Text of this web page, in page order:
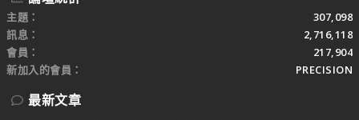
主題
307,098
訊息
2,716,118
會員
217,904
新加入的會員
PRECISION
最新文章